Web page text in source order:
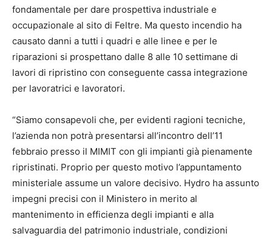
fondamentale per dare prospettiva industriale e
occupazionale al sito di Feltre. Ma questo incendio ha
causato danni a tutti i quadri e alle linee e per le
riparazioni si prospettano dalle 8 alle 10 settimane di
lavori di ripristino con conseguente cassa integrazione
per lavoratrici e lavoratori.
“Siamo consapevoli che, per evidenti ragioni tecniche,
l’azienda non potrà presentarsi all’incontro dell’11
febbraio presso il MIMIT con gli impianti già pienamente
ripristinati. Proprio per questo motivo l’appuntamento
ministeriale assume un valore decisivo. Hydro ha assunto
impegni precisi con il Ministero in merito al
mantenimento in efficienza degli impianti e alla
salvaguardia del patrimonio industriale, condizioni